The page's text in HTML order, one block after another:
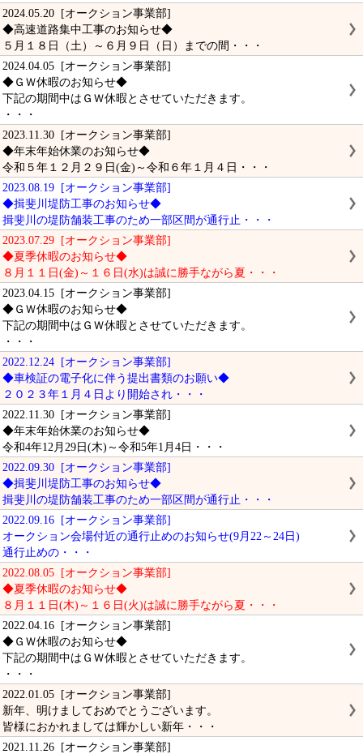
2024.05.20 [オークション事業部]
◆高速道路集中工事のお知らせ◆
５月１８日（土）～６月９日（日）までの間・・・
2024.04.05 [オークション事業部]
◆ＧＷ休暇のお知らせ◆
下記の期間中はＧＷ休暇とさせていただきます。
・・・
2023.11.30 [オークション事業部]
◆年末年始休業のお知らせ◆
令和５年１２月２９日(金)～令和６年１月４日・・・
2023.08.19 [オークション事業部]
◆揖斐川堤防工事のお知らせ◆
揖斐川の堤防舗装工事のため一部区間が通行止・・・
2023.07.29 [オークション事業部]
◆夏季休暇のお知らせ◆
８月１１日(金)～１６日(水)は誠に勝手ながら夏・・・
2023.04.15 [オークション事業部]
◆ＧＷ休暇のお知らせ◆
下記の期間中はＧＷ休暇とさせていただきます。
・・・
2022.12.24 [オークション事業部]
◆車検証の電子化に伴う提出書類のお願い◆
２０２３年１月４日より開始され・・・
2022.11.30 [オークション事業部]
◆年末年始休業のお知らせ◆
令和4年12月29日(木)～令和5年1月4日・・・
2022.09.30 [オークション事業部]
◆揖斐川堤防工事のお知らせ◆
揖斐川の堤防舗装工事のため一部区間が通行止・・・
2022.09.16 [オークション事業部]
オークション会場付近の通行止めのお知らせ(9月22～24日)
通行止めの・・・
2022.08.05 [オークション事業部]
◆夏季休暇のお知らせ◆
８月１１日(木)～１６日(火)は誠に勝手ながら夏・・・
2022.04.16 [オークション事業部]
◆ＧＷ休暇のお知らせ◆
下記の期間中はＧＷ休暇とさせていただきます。
・・・
2022.01.05 [オークション事業部]
新年、明けましておめでとうございます。
皆様におかれましては輝かしい新年・・・
2021.11.26 [オークション事業部]